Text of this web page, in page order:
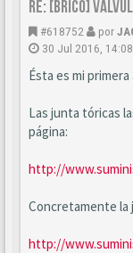
Re: [BRICO]
#618752 por
30 Jul 2016, 14:08
Ésta es mi
Las junta tóricas
página:
http://
Concretamente la
http://